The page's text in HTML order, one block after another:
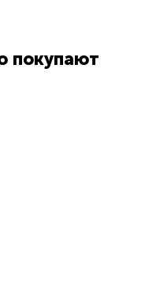
покупают